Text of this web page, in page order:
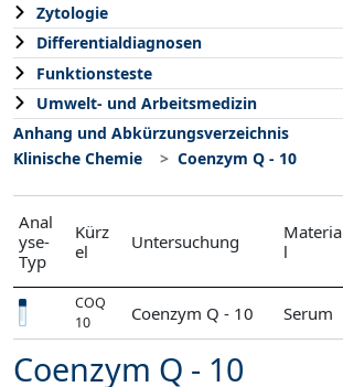
Zytologie
Differentialdiagnosen
Funktionsteste
Umwelt- und Arbeitsmedizin
Anhang und Abkürzungsverzeichnis
Klinische Chemie
Coenzym Q - 10
Anal
yse-
Typ
Kürz
el
Untersuchung
Materia
l
COQ
10
Coenzym Q - 10 Serum
Coenzym Q - 10